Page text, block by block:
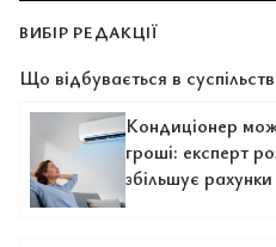
ВИБІР РЕДАКЦІЇ
Що відбувається в
Кондиціонер
гроші: експерт
збільшує рахунки